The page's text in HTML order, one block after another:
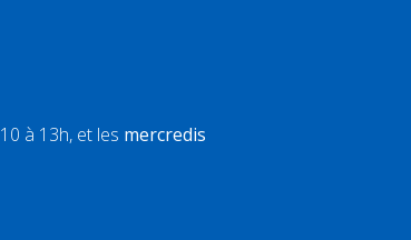
à 13h, et les mercredis